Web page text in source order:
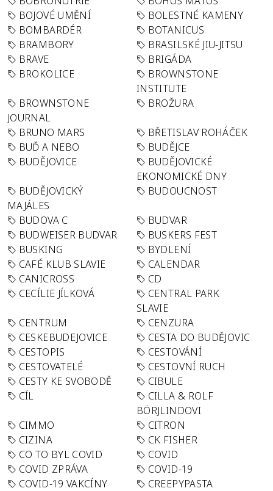
BOJOVÉ UMĚNÍ
BOLESTNÉ KAMENY
BOMBARDÉR
BOTANICUS
BRAMBORY
BRASILSKÉ JIU-JITSU
BRAVE
BRIGÁDA
BROKOLICE
BROWNSTONE
INSTITUTE
BROWNSTONE
JOURNAL
BROŽURA
BRUNO MARS
BŘETISLAV ROHÁČEK
BUĎ A NEBO
BUDĚJCE
BUDĚJOVICE
BUDĚJOVICKÉ
EKONOMICKÉ DNY
BUDĚJOVICKÝ
MAJÁLES
BUDOUCNOST
BUDOVA C
BUDVAR
BUDWEISER BUDVAR
BUSKERS FEST
BUSKING
BYDLENÍ
CAFÉ KLUB SLAVIE
CALENDAR
CANICROSS
CD
CECÍLIE JÍLKOVÁ
CENTRAL PARK
SLAVIE
CENTRUM
CENZURA
CESKEBUDEJOVICE
CESTA DO BUDĚJOVIC
CESTOPIS
CESTOVÁNÍ
CESTOVATELÉ
CESTOVNÍ RUCH
CESTY KE SVOBODĚ
CIBULE
CÍL
CILLA & ROLF
BÖRJLINDOVI
CIMMO
CITRON
CIZINA
CK FISHER
CO TO BYL COVID
COVID
COVID ZPRÁVA
COVID-19
COVID-19 VAKCÍNY
CREEPYPASTA